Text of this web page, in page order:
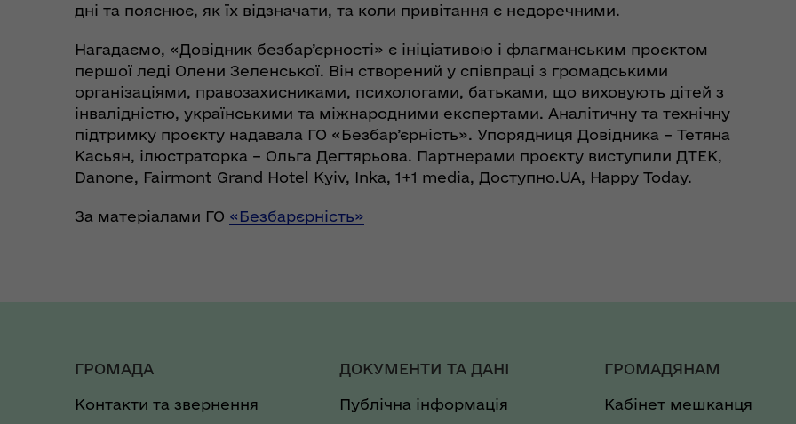
дні та пояснює, як їх відзначати, та коли привітання є недоречними.
Нагадаємо, «Довідник безбар’єрності» є ініціативою і флагманським проєктом
першої леді Олени Зеленської. Він створений у співпраці з громадськими
організаціями, правозахисниками, психологами, батьками, що виховують дітей з
інвалідністю, українськими та міжнародними експертами. Аналітичну та технічну
підтримку проєкту надавала ГО «Безбар’єрність». Упорядниця Довідника – Тетяна
Касьян, ілюстраторка – Ольга Дегтярьова. Партнерами проєкту виступили ДТЕК,
Danone, Fairmont Grand Hotel Kyiv, Inka, 1+1 media, Доступно.UA, Happy Today.
За матеріалами ГО «Безбарєрність»
ГРОМАДА
Контакти та звернення
ДОКУМЕНТИ ТА ДАНІ
Публічна інформація
ГРОМАДЯНАМ
Кабінет мешканця